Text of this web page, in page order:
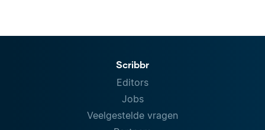
Scribbr
Editors
Jobs
Veelgestelde vragen